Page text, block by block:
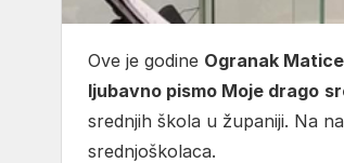
Ove je godine Ogranak Matice
ljubavno pismo Moje drago
srednjih škola u županiji. Na
srednjoškolaca.